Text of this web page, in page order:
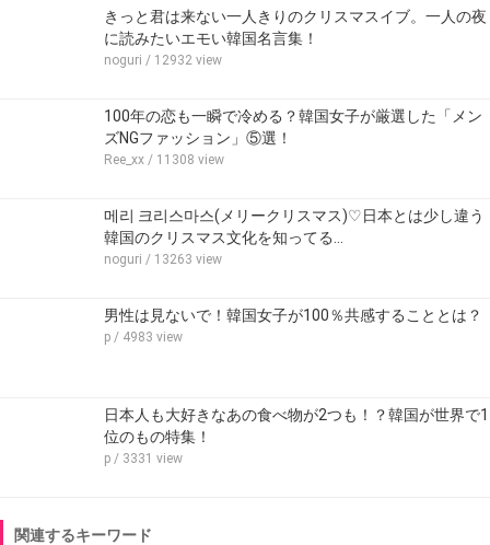
きっと君は来ない一人きりのクリスマスイブ。一人の夜
に読みたいエモい韓国名言集！
noguri / 12932 view
100年の恋も一瞬で冷める？韓国女子が厳選した「メン
ズNGファッション」⑤選！
Ree_xx / 11308 view
메리 크리스마스(メリークリスマス)♡日本とは少し違う
韓国のクリスマス文化を知ってる…
noguri / 13263 view
男性は見ないで！韓国女子が100％共感することとは？
p / 4983 view
日本人も大好きなあの食べ物が2つも！？韓国が世界で1
位のもの特集！
p / 3331 view
関連するキーワード